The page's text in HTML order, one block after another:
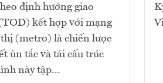
định hướng giao
kết hợp với mạng
(metro) là chiến lược
ùn tắc và tái cấu trúc
này tập...